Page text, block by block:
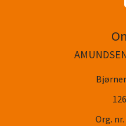
Org.